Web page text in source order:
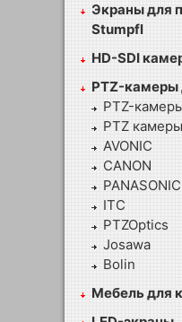
Экраны для
Stumpfl
HD-SDI
PTZ-камеры
PTZ-
PTZ
AVONIC
CANON
PANASONIC
ITC
PTZOptics
Josawa
Bolin
Мебель для